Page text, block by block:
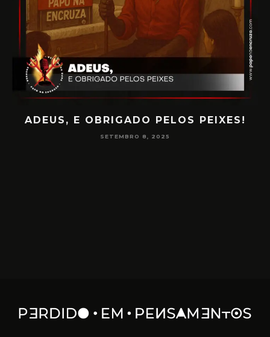
ADEUS, E OBRIGADO PELOS PEIXES!
SETEMBRO 8, 2025